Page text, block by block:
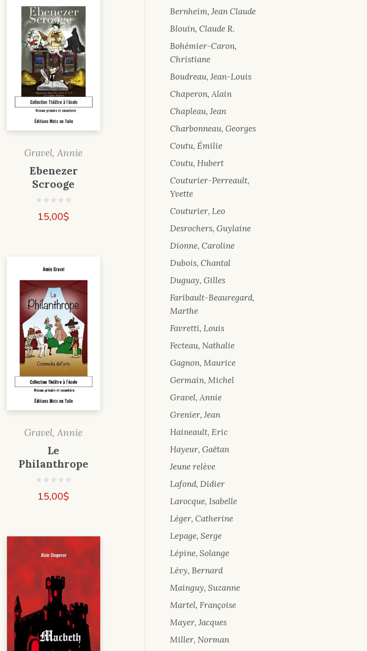
Gravel, Annie
Ebenezer
Scrooge
15,00$
Gravel, Annie
Le
Philanthrope
15,00$
Bernheim, Jean Claude
Blouin, Claude R.
Bohémier-Caron,
Christiane
Boudreau, Jean-Louis
Chaperon, Alain
Chapleau, Jean
Charbonneau, Georges
Coutu, Émilie
Coutu, Hubert
Couturier-Perreault,
Yvette
Couturier, Leo
Desrochers, Guylaine
Dionne, Caroline
Dubois, Chantal
Duguay, Gilles
Faribault-Beauregard,
Marthe
Favretti, Louis
Fecteau, Nathalie
Gagnon, Maurice
Germain, Michel
Gravel, Annie
Grenier, Jean
Haineault, Eric
Hayeur, Gaëtan
Jeune relève
Lafond, Didier
Larocque, Isabelle
Léger, Catherine
Lepage, Serge
Lépine, Solange
Lévy, Bernard
Mainguy, Suzanne
Martel, Françoise
Mayer, Jacques
Miller, Norman